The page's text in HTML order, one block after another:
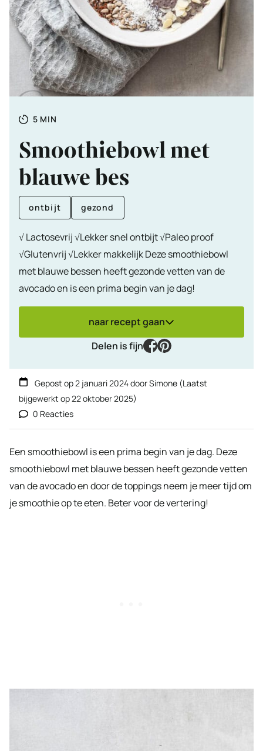
Totale
5 MINUTEN
MIN
Smoothiebowl met
blauwe bes
ontbijt gezond
√ Lactosevrij √Lekker snel ontbijt √Paleo proof
√Glutenvrij √Lekker makkelijk Deze smoothiebowl
met blauwe bessen heeft gezonde vetten van de
avocado en is een prima begin van je dag!
naar recept gaan
Delen is fijn
facebook
pinterest
Gepost op2 januari 2024doorSimone (Laatst
bijgewerkt op22 oktober 2025)
0 Reacties
Een smoothiebowl is een prima begin van je dag. Deze
smoothiebowl met blauwe bessen heeft gezonde vetten
van de avocado en door de toppings neem je meer tijd om
je smoothie op te eten. Beter voor de vertering!